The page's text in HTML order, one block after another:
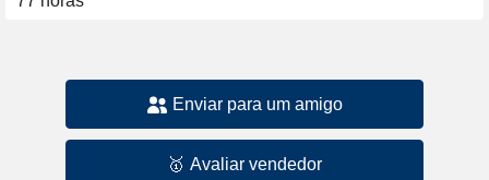
Enviar para um amigo
🥇 Avaliar vendedor